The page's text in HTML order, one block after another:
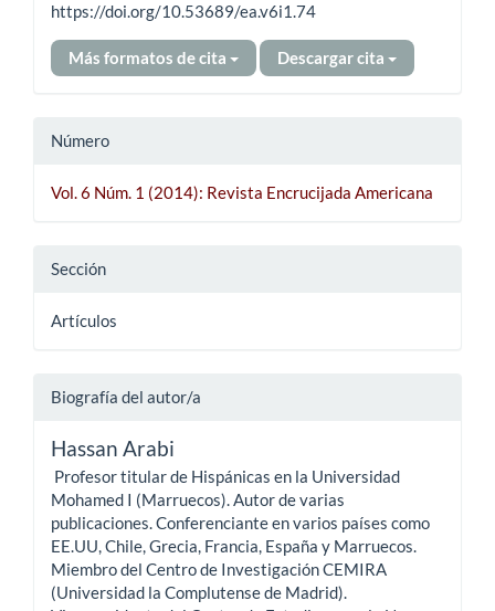
https://doi.org/10.53689/ea.v6i1.74
Más formatos de cita Descargar cita
Número
Vol. 6 Núm. 1 (2014): Revista Encrucijada Americana
Sección
Artículos
Biografía del autor/a
Hassan Arabi
Profesor titular de Hispánicas en la Universidad
Mohamed I (Marruecos). Autor de varias
publicaciones. Conferenciante en varios países como
EE.UU, Chile, Grecia, Francia, España y Marruecos.
Miembro del Centro de Investigación CEMIRA
(Universidad la Complutense de Madrid).